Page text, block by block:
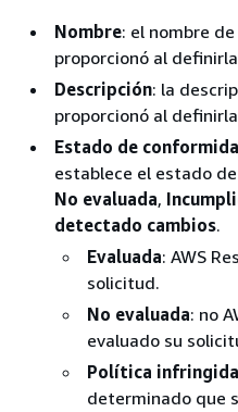
Nombre: el nombre
proporcionó al
Descripción: la
proporcionó al
Estado de
establece el estado
No evaluada,
detectado cambios.
Evaluada: AWS
solicitud.
No evaluada: no
evaluado su
Política infringida
determinado que